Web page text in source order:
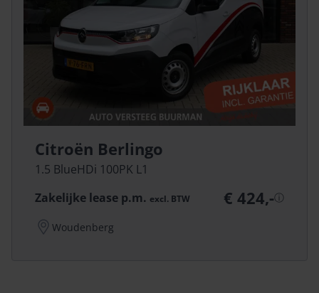
Citroën Berlingo
1.5 BlueHDi 100PK L1
Zakelijke lease p.m. excl. BTW € 424,-ⓘ
Woudenberg